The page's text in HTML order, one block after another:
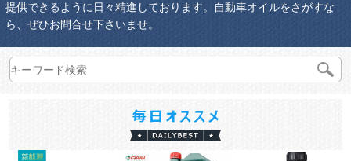
提供できるように日々精進しております。自動車オイルをさがすな
ら、ぜひお問合せ下さいませ。